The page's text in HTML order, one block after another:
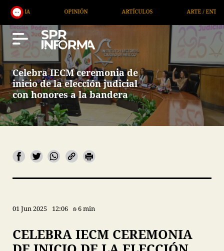
ARTÍCULOS ARTE /
Celebra IECM ceremonia de
inicio de la elección judicial
con honores a la bandera
01 Jun 2025 12:06 6 min
CELEBRA IECM CEREMONIA